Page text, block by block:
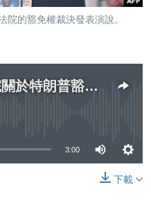
院的豁免權裁決發表演說。
拜登抨擊美國最高法院關於特朗普豁免權案的裁決
3:00
下載